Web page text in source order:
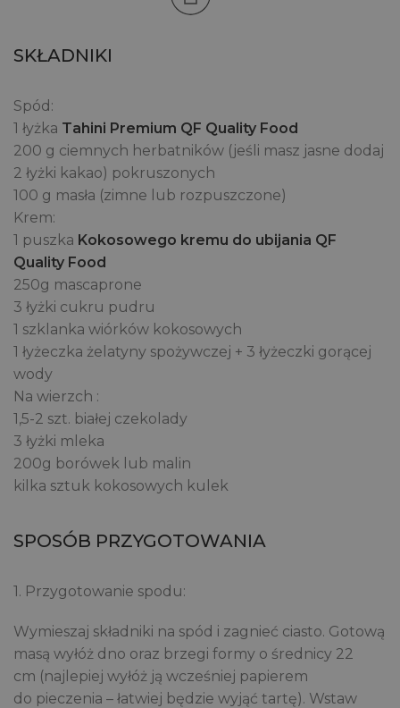
SKŁADNIKI
Spód:
1 łyżka Tahini Premium QF Quality Food
200 g ciemnych herbatników (jeśli masz jasne dodaj
2 łyżki kakao) pokruszonych
100 g masła (zimne lub rozpuszczone)
Krem:
1 puszka Kokosowego kremu do ubijania QF
Quality Food
250g mascaprone
3 łyżki cukru pudru
1 szklanka wiórków kokosowych
1 łyżeczka żelatyny spożywczej + 3 łyżeczki gorącej
wody
Na wierzch :
1,5-2 szt. białej czekolady
3 łyżki mleka
200g borówek lub malin
kilka sztuk kokosowych kulek
SPOSÓB PRZYGOTOWANIA
1. Przygotowanie spodu:
Wymieszaj składniki na spód i zagnieć ciasto. Gotową
masą wyłóż dno oraz brzegi formy o średnicy 22
cm (najlepiej wyłóż ją wcześniej papierem
do pieczenia – łatwiej będzie wyjąć tartę). Wstaw